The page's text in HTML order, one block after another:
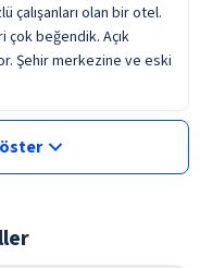
çalışanları olan bir otel.
çok beğendik. Açık
Şehir merkezine ve eski